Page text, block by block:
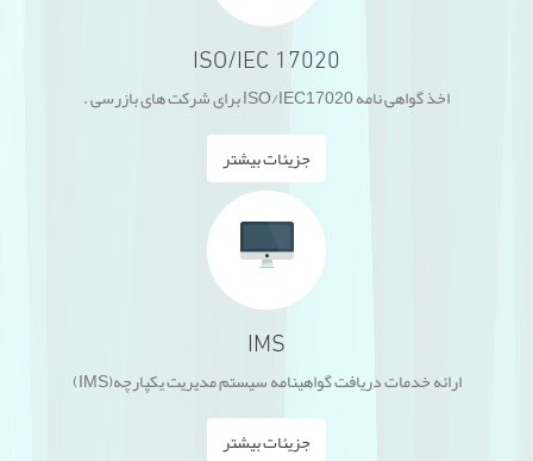
ISO/IEC 17020
اخذ گواهی نامه ISO/IEC17020 برای شرکت های بازرسی .
جزیئات بیشتر
IMS
ارائه خدمات دریافت گواهینامه سیستم مدیریت یکپارچه(IMS)
جزیئات بیشتر